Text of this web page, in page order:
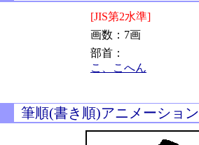
[JIS第2水準]
画数：7画
部首：
こ、こへん
筆順(書き順)アニメーション